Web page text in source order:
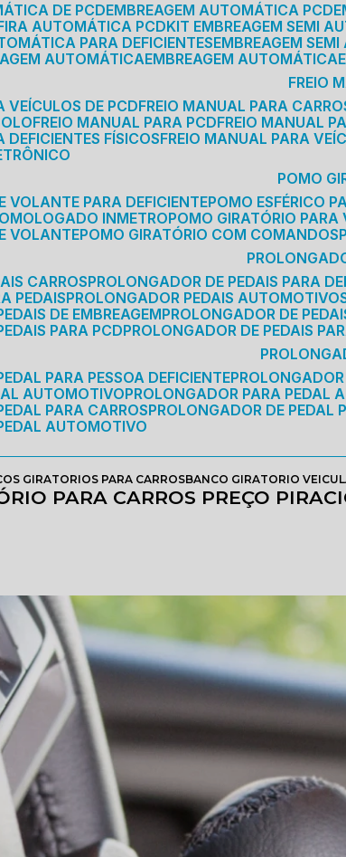
DE PCD EMBREAGEM AUTOMÁTICA PCD
AUTOMÁTICA PCD
KIT EMBREAGEM SEMI
PARA DEFICIENTES EMBREAGEM
AUTOMÁTICA EMBREAGEM AUTOMÁTICA
FREIO
VEÍCULOS DE PCD FREIO MANUAL PARA
FREIO MANUAL PARA PCD FREIO MANUAL
DEFICIENTES FÍSICOS FREIO MANUAL PARA
POMO
VOLANTE PARA DEFICIENTE POMO ESFÉRICO
INMETRO POMO GIRATÓRIO
VOLANTE POMO GIRATÓRIO COM COMANDOS
CARROS PROLONGADOR DE PEDAIS PARA
PEDAIS
PROLONGADOR PEDAIS
DE EMBREAGEM PROLONGADOR DE
PARA PCD PROLONGADOR DE PEDAIS
PARA PESSOA DEFICIENTE
AUTOMOTIVO
PROLONGADOR PARA PEDAL
PARA CARROS
PROLONGADOR DE PEDAL
AUTOMOTIVO
GIRATORIOS PARA CARROSBANCO GIRATORIO
PARA CARROS PREÇO